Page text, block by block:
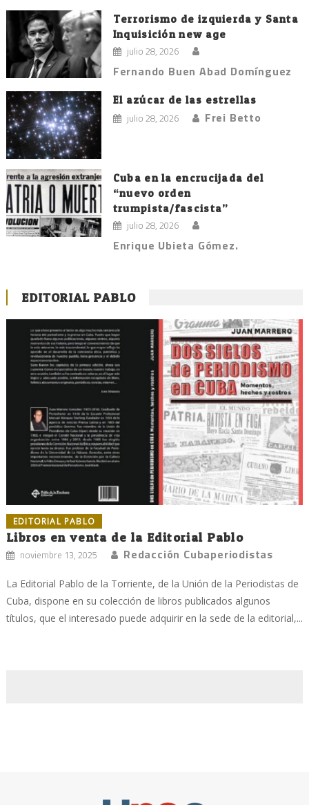
Terrorismo de izquierda y Santa
Inquisición new age
julio 28, 2026
Fernando Buen Abad Domínguez
El azúcar de las estrellas
julio 28, 2026 Frei Betto
Cuba en la encrucijada del
“nuevo orden
trumpista/fascista”
julio 28, 2026
Enrique Ubieta Gómez.
EDITORIAL PABLO
EDITORIAL PABLO
Libros en venta de la Editorial Pablo
noviembre 13, 2025 Redacción Cubaperiodistas
La Editorial Pablo de la Torriente, de la Unión de la Periodistas de
Cuba, dispone en su colección de libros publicados algunos
títulos, que el interesado puede adquirir en la sede de la editorial,...